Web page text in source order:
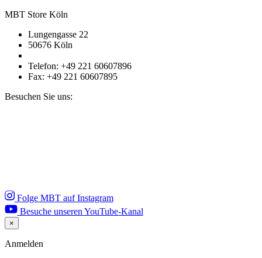
MBT Store Köln
Lungengasse 22
50676 Köln
Telefon: +49 221 60607896
Fax: +49 221 60607895
Besuchen Sie uns:
Folge MBT auf Instagram
Besuche unseren YouTube-Kanal
×
Close
Anmelden